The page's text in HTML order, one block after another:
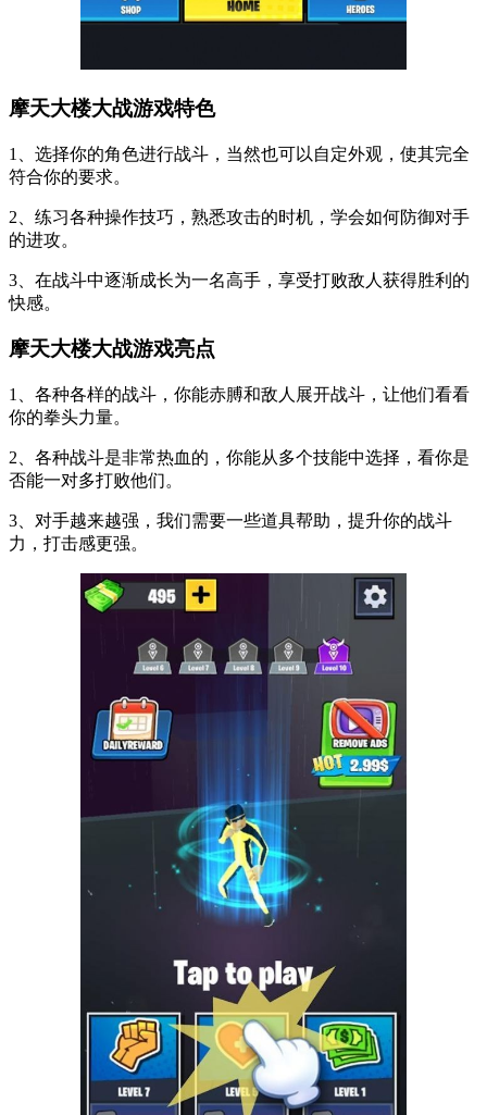
摩天大楼大战游戏特色
1、选择你的角色进行战斗，当然也可以自定外观，使其完全
符合你的要求。
2、练习各种操作技巧，熟悉攻击的时机，学会如何防御对手
的进攻。
3、在战斗中逐渐成长为一名高手，享受打败敌人获得胜利的
快感。
摩天大楼大战游戏亮点
1、各种各样的战斗，你能赤膊和敌人展开战斗，让他们看看
你的拳头力量。
2、各种战斗是非常热血的，你能从多个技能中选择，看你是
否能一对多打败他们。
3、对手越来越强，我们需要一些道具帮助，提升你的战斗
力，打击感更强。